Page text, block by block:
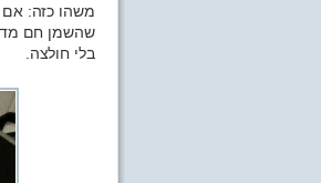
משהו כזה:
שהשמן חם
בלי חולצה.